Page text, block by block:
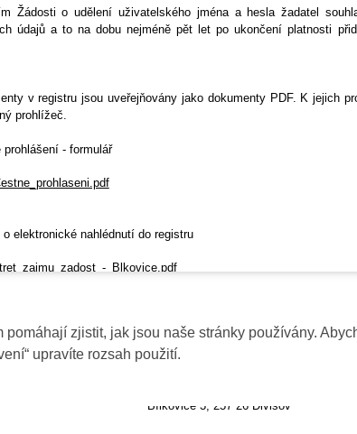
Žádosti o udělení uživatelského jména a hesla žadatel
údajů a to na dobu nejméně pět let po ukončení platnosti
v registru jsou uveřejňovány jako dokumenty PDF. K jejich
prohlížeč.
prohlášení - formulář
o elektronické nahlédnutí do registru
_Blkovice.pdf
do registru
Bílkovice 3, 257 26 Divišov
zjistit, jak jsou naše stránky používány.
upravíte rozsah použití.